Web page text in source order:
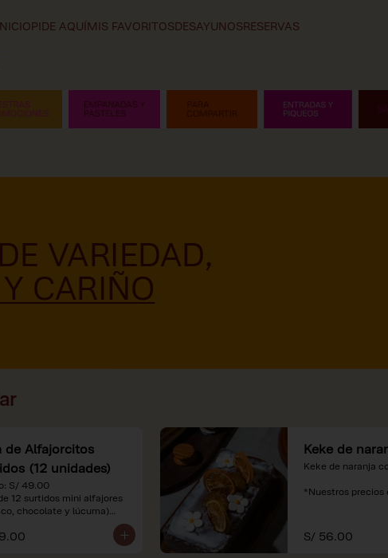
PIDE AQUÍMIS FAVORITOSDESAYUNOSRESERVAS
de Alfajorcitos
(12 unidades)
S/ 49.00
12 surtidos mini alfajores
chocolate y lúcuma)
precios están
Keke de
Keke de naranja
*Nuestros precios
S/ 56.00